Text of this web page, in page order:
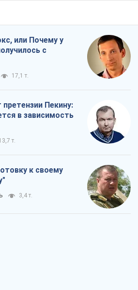
или Почему у
с
17,1 т.
Пекину:
в зависимость
т.
к своему
3,4 т.